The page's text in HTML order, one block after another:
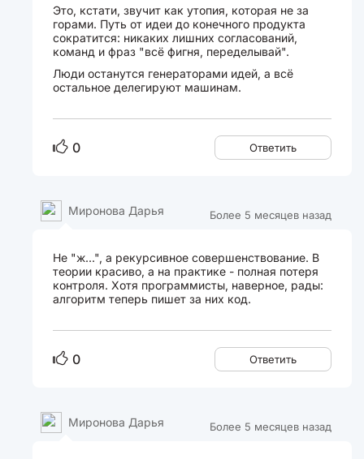
Это, кстати, звучит как утопия, которая не за
горами. Путь от идеи до конечного продукта
сократится: никаких лишних согласований,
команд и фраз "всё фигня, переделывай".
Люди останутся генераторами идей, а всё
остальное делегируют машинам.
0 Ответить
Более 5 месяцев назад
Миронова Дарья
Не "ж...", а рекурсивное совершенствование. В
теории красиво, а на практике - полная потеря
контроля. Хотя программисты, наверное, рады:
алгоритм теперь пишет за них код.
0 Ответить
Более 5 месяцев назад
Миронова Дарья